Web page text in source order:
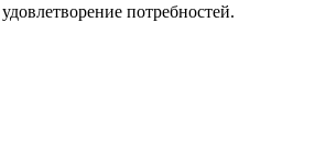
потребностей.